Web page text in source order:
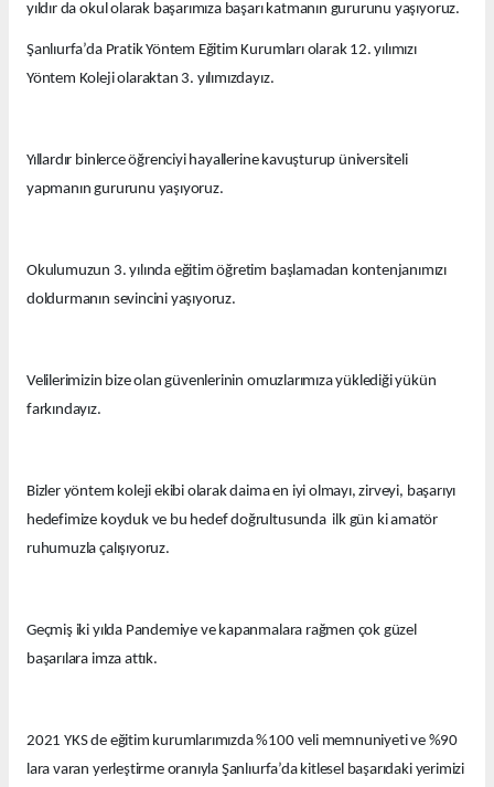
yıldır da okul olarak başarımıza başarı katmanın gururunu yaşıyoruz.
Şanlıurfa’da Pratik Yöntem Eğitim Kurumları olarak 12. yılımızı
Yöntem Koleji olaraktan 3. yılımızdayız.
Yıllardır binlerce öğrenciyi hayallerine kavuşturup üniversiteli
yapmanın gururunu yaşıyoruz.
Okulumuzun 3. yılında eğitim öğretim başlamadan kontenjanımızı
doldurmanın sevincini yaşıyoruz.
Velilerimizin bize olan güvenlerinin omuzlarımıza yüklediği yükün
farkındayız.
Bizler yöntem koleji ekibi olarak daima en iyi olmayı, zirveyi, başarıyı
hedefimize koyduk ve bu hedef doğrultusunda ilk gün ki amatör
ruhumuzla çalışıyoruz.
Geçmiş iki yılda Pandemiye ve kapanmalara rağmen çok güzel
başarılara imza attık.
2021 YKS de eğitim kurumlarımızda %100 veli memnuniyeti ve %90
lara varan yerleştirme oranıyla Şanlıurfa’da kitlesel başarıdaki yerimizi